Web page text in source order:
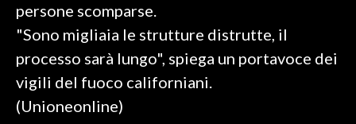
SALUTE
SARDEGNA TURISMO
persone scomparse.
"Sono migliaia le strutture distrutte, il
processo sarà lungo", spiega un portavoce dei
vigili del fuoco californiani.
(Unioneonline)